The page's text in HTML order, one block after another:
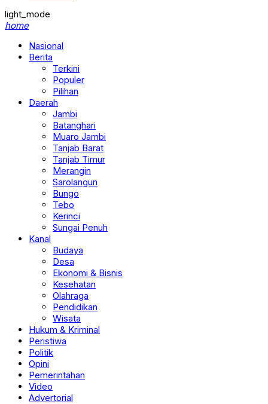
light_mode
home
Nasional
Berita
Terkini
Populer
Pilihan
Daerah
Jambi
Batanghari
Muaro Jambi
Tanjab Barat
Tanjab Timur
Merangin
Sarolangun
Bungo
Tebo
Kerinci
Sungai Penuh
Kanal
Budaya
Desa
Ekonomi & Bisnis
Kesehatan
Olahraga
Pendidikan
Wisata
Hukum & Kriminal
Peristiwa
Politik
Opini
Pemerintahan
Video
Advertorial